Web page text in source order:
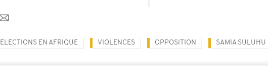
ELECTIONS EN AFRIQUE VIOLENCES OPPOSITION SAMIA SULUHU